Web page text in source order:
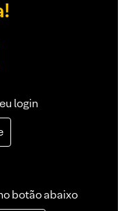
login
botão abaixo